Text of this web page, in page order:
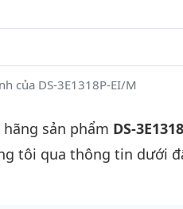
của DS-3E1318P-EI/M
sản phẩm DS-
tôi qua thông tin dưới